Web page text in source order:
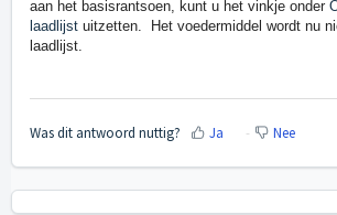
aan het basisrantsoen, kunt u het vinkje onder
laadlijst uitzetten. Het voedermiddel wordt nu
laadlijst.
Was dit antwoord nuttig? Ja Nee